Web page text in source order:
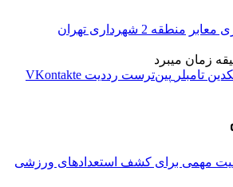
معابر منطقه 2 شهرداری تهران
‫تامبلر ‫پین‌ترست ‫رددیت ‫VKontakte